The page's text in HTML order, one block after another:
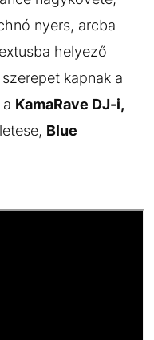
nyers, arcba
helyező
kapnak a
KamaRave DJ-i,
Blue